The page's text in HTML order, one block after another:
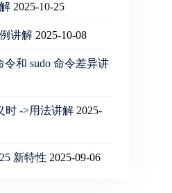
2025-10-25
讲解 2025-10-08
令和 sudo 命令差异讲
时 ->用法讲解 2025-
新特性 2025-09-06